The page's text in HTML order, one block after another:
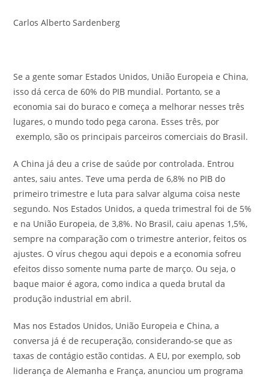
Carlos Alberto Sardenberg
Se a gente somar Estados Unidos, União Europeia e China,
isso dá cerca de 60% do PIB mundial. Portanto, se a
economia sai do buraco e começa a melhorar nesses três
lugares, o mundo todo pega carona. Esses três, por
exemplo, são os principais parceiros comerciais do Brasil.
A China já deu a crise de saúde por controlada. Entrou
antes, saiu antes. Teve uma perda de 6,8% no PIB do
primeiro trimestre e luta para salvar alguma coisa neste
segundo. Nos Estados Unidos, a queda trimestral foi de 5%
e na União Europeia, de 3,8%. No Brasil, caiu apenas 1,5%,
sempre na comparação com o trimestre anterior, feitos os
ajustes. O vírus chegou aqui depois e a economia sofreu
efeitos disso somente numa parte de março. Ou seja, o
baque maior é agora, como indica a queda brutal da
produção industrial em abril.
Mas nos Estados Unidos, União Europeia e China, a
conversa já é de recuperação, considerando-se que as
taxas de contágio estão contidas. A EU, por exemplo, sob
liderança de Alemanha e França, anunciou um programa